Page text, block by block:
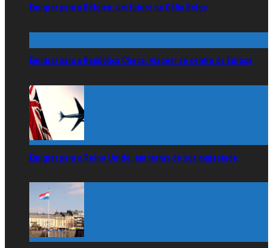
Emigrar para a Bélgica: um futuro na Gália Belga
Emigrar para a República Checa: viagem ao centro da Europa
Emigrar para o Reino Unido: em terras de sua majestade